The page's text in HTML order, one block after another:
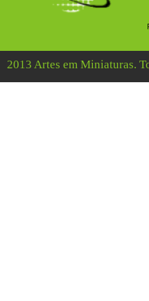
2013 Artes em Miniaturas.